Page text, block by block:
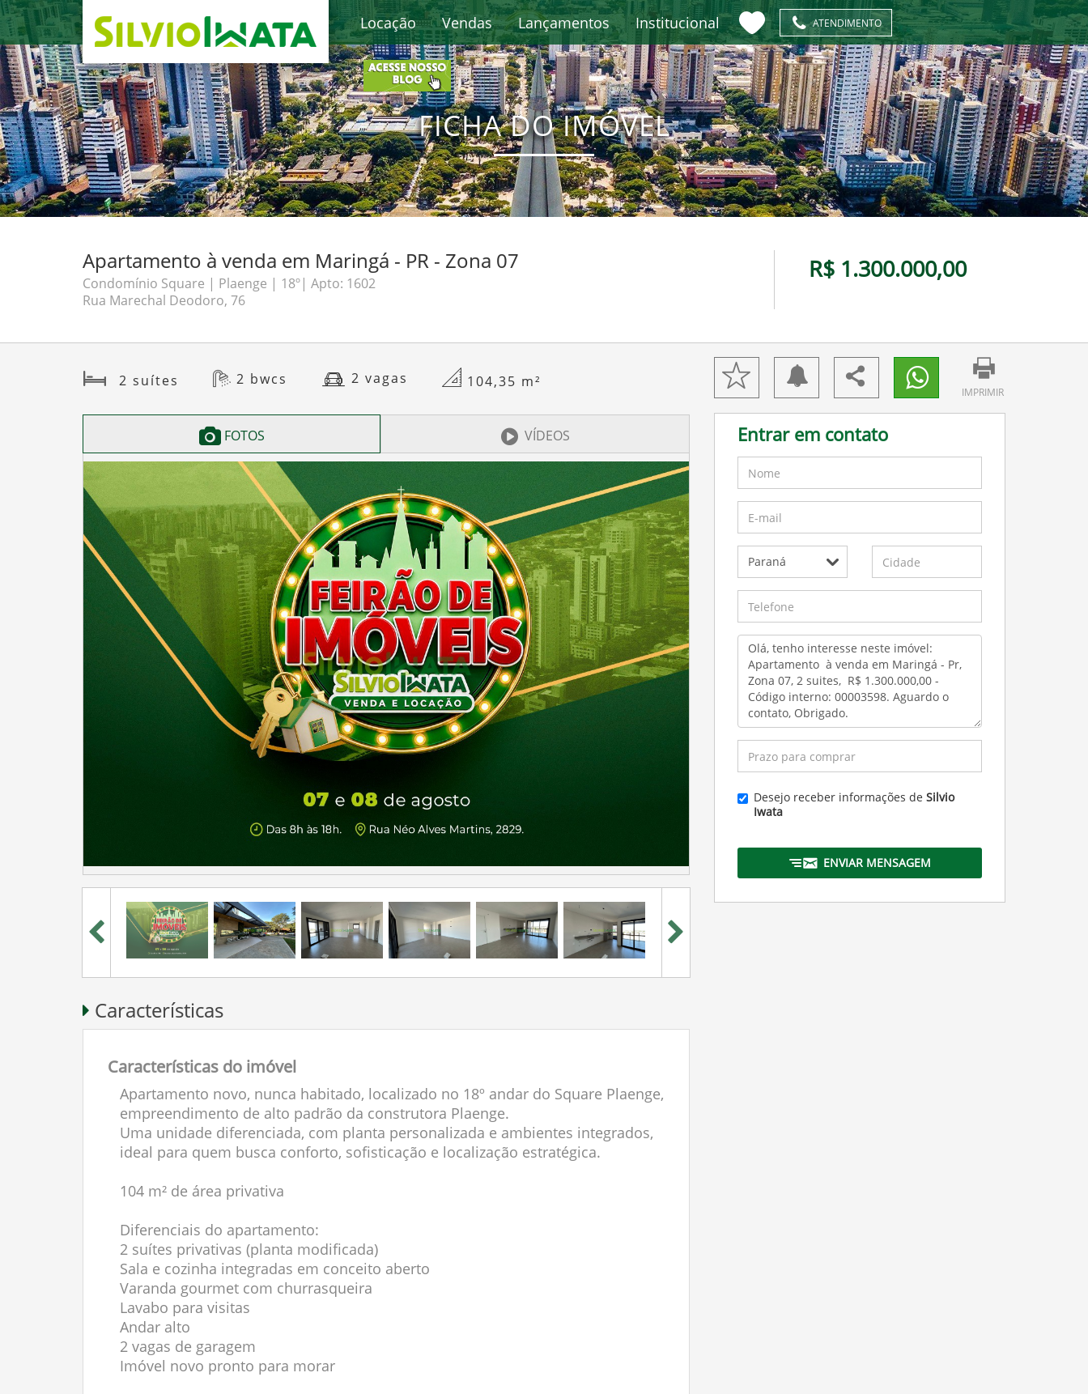
Locação Vendas Lançamentos Institucional ATENDIMENTO
FICHA DO IMÓVEL
Apartamento à venda em Maringá - PR - Zona 07
Condomínio Square | Plaenge | 18º| Apto: 1602
Rua Marechal Deodoro, 76
R$ 1.300.000,00
2 suítes 2 bwcs 2 vagas 104,35 m²
FOTOS VÍDEOS
IMPRIMIR
Entrar em contato
Desejo receber informações de Silvio
Iwata
ENVIAR MENSAGEM
Características
Características do imóvel
Apartamento novo, nunca habitado, localizado no 18º andar do Square Plaenge,
empreendimento de alto padrão da construtora Plaenge.
Uma unidade diferenciada, com planta personalizada e ambientes integrados,
ideal para quem busca conforto, sofisticação e localização estratégica.
104 m² de área privativa
Diferenciais do apartamento:
2 suítes privativas (planta modificada)
Sala e cozinha integradas em conceito aberto
Varanda gourmet com churrasqueira
Lavabo para visitas
Andar alto
2 vagas de garagem
Imóvel novo pronto para morar